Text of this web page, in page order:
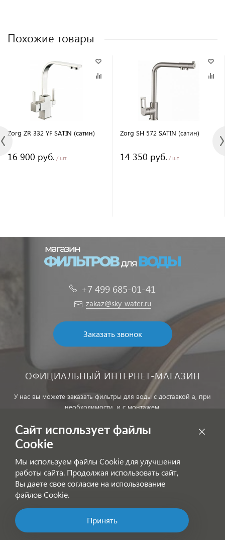
Похожие товары
Zorg ZR 332 YF SATIN (сатин)
16 900 руб. / шт
Zorg SH 572 SATIN (сатин)
14 350 руб. / шт
+7 499 685-01-41
zakaz@sky-water.ru
Заказать звонок
ОФИЦИАЛЬНЫЙ ИНТЕРНЕТ-МАГАЗИН
У нас вы можете заказать фильтры для воды с доставкой а, при
необходимости, и с монтажем.
офертой!
Согласие на получение информационных рассылок
Позвоните нам!
Сайт использует файлы
Cookie
Мы используем файлы Cookie для улучшения
работы сайта. Продолжая использовать сайт,
Вы даете свое согласие на использование
файлов Cookie.
Принять